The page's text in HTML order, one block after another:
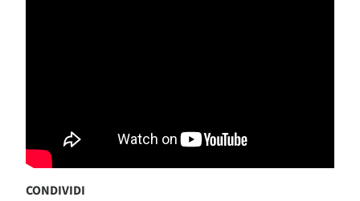
CONDIVIDI